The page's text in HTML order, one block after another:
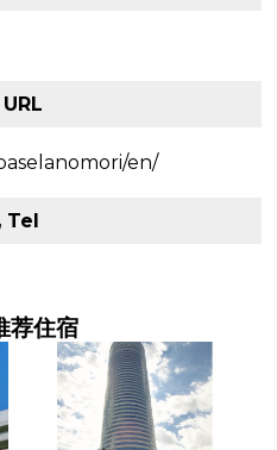
URL
en/
Tel
荐住宿